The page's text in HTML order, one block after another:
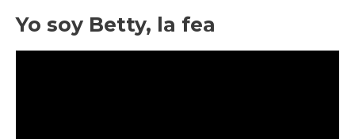
Yo soy Betty, la fea